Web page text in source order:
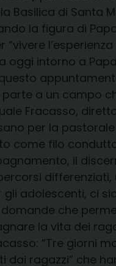
Basilica di Santa
la figura di
“vivere
oggi intorno a Papa
a un campo
Fracasso,
per la pastorale
come filo
il
differenziati,
gli adolescenti, ci
che
la vita dei
“Tre giorni
dai ragazzi” che